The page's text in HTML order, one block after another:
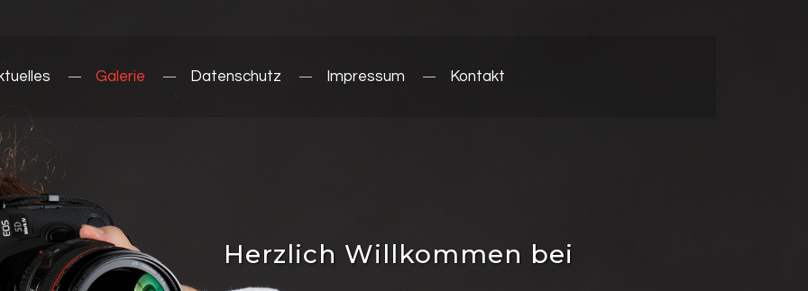
Galerie Datenschutz Impressum Kontakt
Herzlich Willkommen bei